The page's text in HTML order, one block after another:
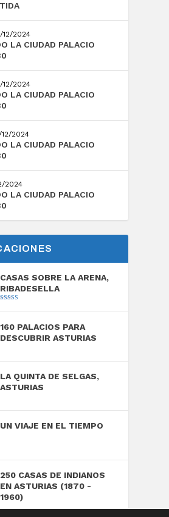
12/2024
LA CIUDAD PALACIO
12/2024
LA CIUDAD PALACIO
2024
LA CIUDAD PALACIO
2024
LA CIUDAD PALACIO
CASAS SOBRE LA ARENA,
RIBADESELLA
160 PALACIOS PARA
DESCUBRIR ASTURIAS
LA QUINTA DE SELGAS,
ASTURIAS
UN VIAJE EN EL TIEMPO
250 CASAS DE INDIANOS
EN ASTURIAS (1870 -
1960)